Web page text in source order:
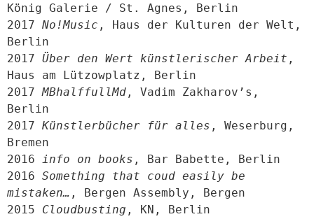
König Galerie / St. Agnes, Berlin
2017 No!Music , Haus der Kulturen der Welt,
Berlin
2017 Über den Wert künstlerischer Arbeit ,
Haus am Lützowplatz, Berlin
2017 MBhalffullMd , Vadim Zakharov’s,
Berlin
2017 Künstlerbücher für alles , Weserburg,
Bremen
2016 info on books , Bar Babette, Berlin
2016 Something that coud easily be
mistaken… , Bergen Assembly, Bergen
2015 Cloudbusting , KN, Berlin